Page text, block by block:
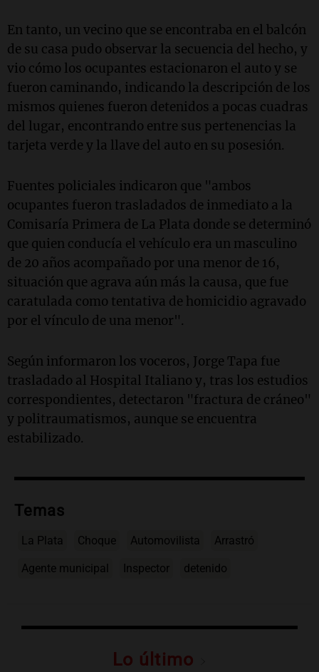
En tanto, un vecino que se encontraba en el balcón
de su casa pudo observar la secuencia del hecho, y
vio cómo los ocupantes estacionaron el auto y se
fueron caminando, indicando la descripción de los
mismos quienes fueron detenidos a pocas cuadras
del lugar, encontrando entre sus pertenencias la
tarjeta verde y la llave del auto en su posesión.
Fuentes policiales indicaron que "ambos
ocupantes fueron trasladados de inmediato a la
Comisaría Primera de La Plata donde se determinó
que quien conducía el vehículo era un masculino
de 20 años acompañado por una menor de 16,
situación que agrava aún más la causa, que fue
caratulada como tentativa de homicidio agravado
por el vínculo de una menor".
Según informaron los voceros, Jorge Tapa fue
trasladado al Hospital Italiano y, tras los estudios
correspondientes, detectaron "fractura de cráneo"
y politraumatismos, aunque se encuentra
estabilizado.
Temas
La Plata Choque Automovilista Arrastró
Agente municipal Inspector detenido
Lo último